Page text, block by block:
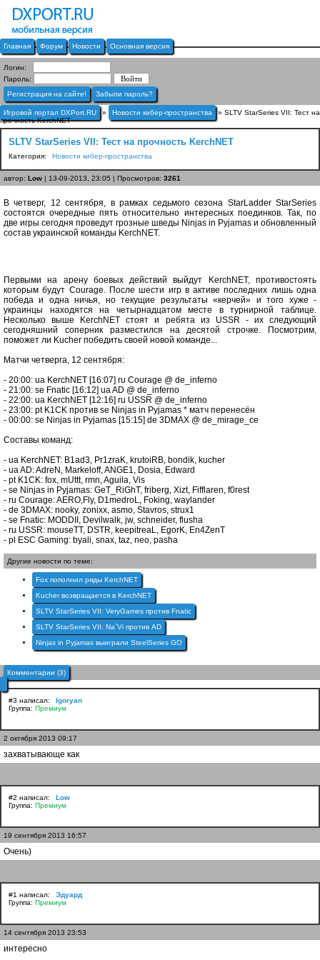
Главная Форум Новости Основная версия
Логин:
Пароль:
Регистрация на сайте!
Забыли пароль?
Игровой портал DXPort.RU » Новости кибер-пространства
» SLTV StarSeries VII: Тест на
прочность KerchNET
SLTV StarSeries VII: Тест на прочность KerchNET
Категория: Новости кибер-пространства
автор: Low | 13-09-2013, 23:05 | Просмотров: 3261
В четверг, 12 сентября, в рамках седьмого сезона StarLadder StarSeries
состоятся очередные пять относительно интересных поединков. Так, по
две игры сегодня проведут грозные шведы Ninjas in Pyjamas и обновленный
состав украинской команды KerchNET.
Первыми на арену боевых действий выйдут KerchNET, противостоять
которым будут Courage. После шести игр в активе последних лишь одна
победа и одна ничья, но текущие результаты «керчей» и того хуже -
украинцы находятся на четырнадцатом месте в турнирной таблице.
Несколько выше KerchNET стоят и ребята из USSR - их следующий
сегодняшний соперник разместился на десятой строчке. Посмотрим,
поможет ли Kucher победить своей новой команде...
Матчи четверга, 12 сентября:
- 20:00: ua KerchNET [16:07] ru Courage @ de_inferno
- 21:00: se Fnatic [16:12] ua AD @ de_inferno
- 22:00: ua KerchNET [12:16] ru USSR @ de_inferno
- 23:00: pt K1CK против se Ninjas in Pyjamas * матч перенесён
- 00:00: se Ninjas in Pyjamas [15:15] de 3DMAX @ de_mirage_ce
Составы команд:
- ua KerchNET: B1ad3, Pr1zraK, krutoiRB, bondik, kucher
- ua AD: AdreN, Markeloff, ANGE1, Dosia, Edward
- pt K1CK: fox, mUttt, rmn, Aguila, Vis
- se Ninjas in Pyjamas: GeT_RiGhT, friberg, Xizt, Fifflaren, f0rest
- ru Courage: AERO,Fly, D1medroL, Foking, waylander
- de 3DMAX: nooky, zonixx, asmo, Stavros, strux1
- se Fnatic: MODDII, Devilwalk, jw, schneider, flusha
- ru USSR: mouseTT, DSTR, keepitreaL, EgorK, En4ZenT
- pl ESC Gaming: byali, snax, taz, neo, pasha
Другие новости по теме:
Fox пополнил ряды KerchNET
Kucher возвращается в KerchNET
SLTV StarSeries VII: VeryGames против Fnatic
SLTV StarSeries VII: Na`Vi против AD
Ninjas in Pyjamas выиграли SteelSeries GO
Комментарии (3)
#3 написал:
Igoryan
Группа: Премиум
2 октября 2013 09:17
захватывающе как
#2 написал:
Low
Группа: Премиум
19 сентября 2013 16:57
Очень)
#1 написал:
Эдуард
Группа: Премиум
14 сентября 2013 23:53
интересно